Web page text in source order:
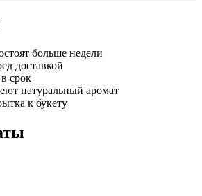
больше недели
доставкой
срок
натуральный аромат
к букету